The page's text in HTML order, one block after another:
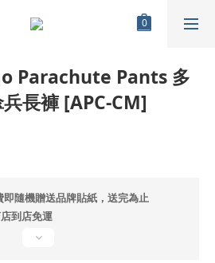
Parachute Pants 多
長褲 [APC-CM]
隨機贈送品牌貼紙，送完為止
到店免運